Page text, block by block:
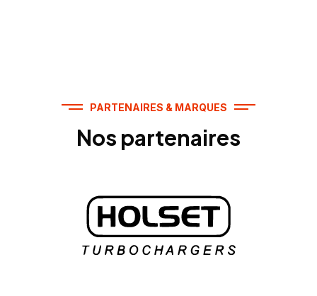
PARTENAIRES & MARQUES
Nos partenaires